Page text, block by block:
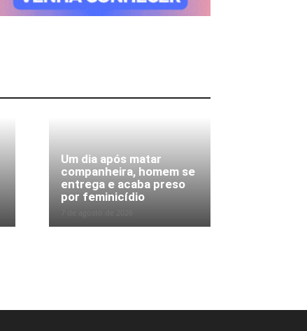
Um dia após matar
companheira, homem se
entrega e acaba preso
por feminicídio